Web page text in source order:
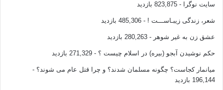
سایت نوگرا - 823,875 بازدید
شعر، زندگی زیبـاســـت ! - 485,306 بازدید
عشق زن به غیر شوهر - 280,263 بازدید
حکم نوشیدن آبجو (بیره) در اسلام چیست ؟ - 271,329 بازدید
میانمار کجاست؟ چگونه مسلمان شدند؟ و چرا قتل عام می شوند؟ -
196,144 بازدید